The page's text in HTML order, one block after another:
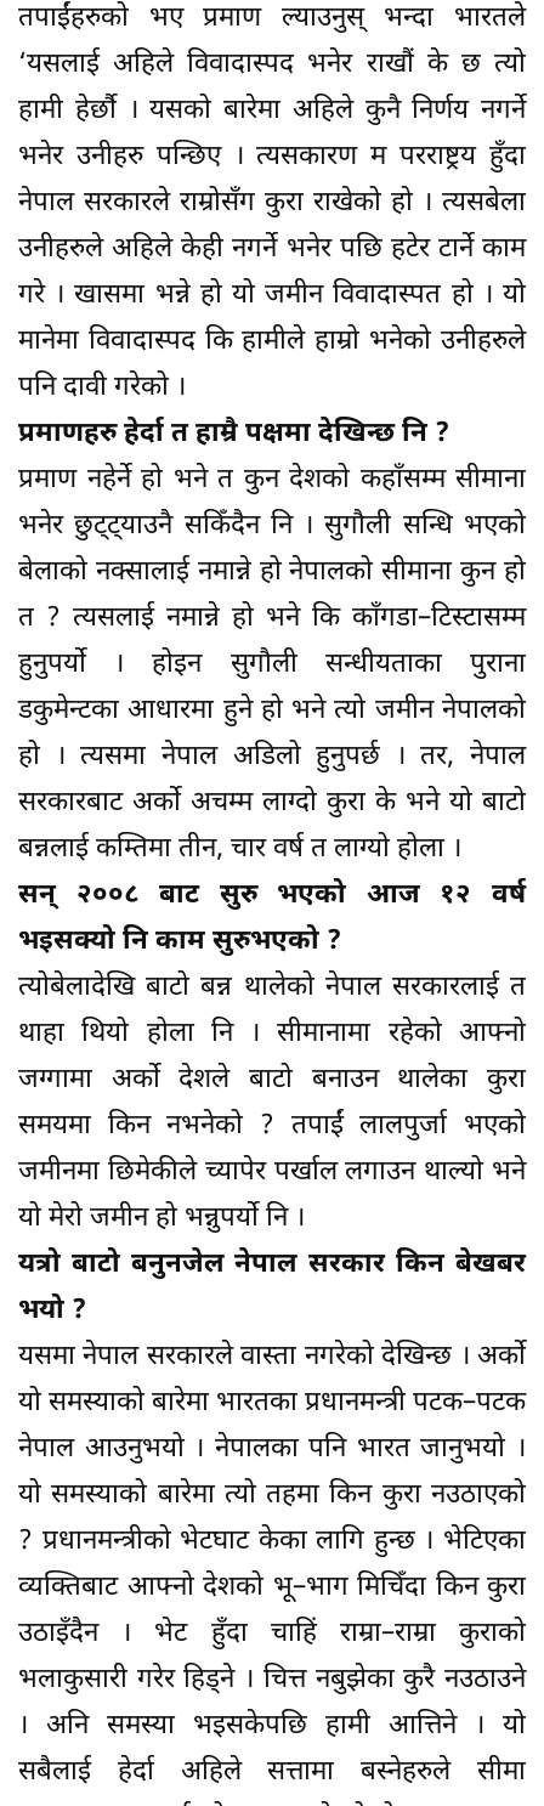
तपाईंहरुको भए प्रमाण ल्याउनुस् भन्दा भारतले
‘यसलाई अहिले विवादास्पद भनेर राखौं के छ त्यो
हामी हेर्छौ । यसको बारेमा अहिले कुनै निर्णय नगर्ने
भनेर उनीहरु पन्छिए । त्यसकारण म परराष्ट्रय हुँदा
नेपाल सरकारले राम्रोसँग कुरा राखेको हो । त्यसबेला
उनीहरुले अहिले केही नगर्ने भनेर पछि हटेर टार्ने काम
गरे । खासमा भन्ने हो यो जमीन विवादास्पत हो । यो
मानेमा विवादास्पद कि हामीले हाम्रो भनेको उनीहरुले
पनि दावी गरेको ।
प्रमाणहरु हेर्दा त हाम्रै पक्षमा देखिन्छ नि ?
प्रमाण नहेर्ने हो भने त कुन देशको कहाँसम्म सीमाना
भनेर छुट्ट्याउनै सकिँदैन नि । सुगौली सन्धि भएको
बेलाको नक्सालाई नमान्ने हो नेपालको सीमाना कुन हो
त ? त्यसलाई नमान्ने हो भने कि काँगडा–टिस्टासम्म
हुनुपर्यो । होइन सुगौली सन्धीयताका पुराना
डकुमेन्टका आधारमा हुने हो भने त्यो जमीन नेपालको
हो । त्यसमा नेपाल अडिलो हुनुपर्छ । तर, नेपाल
सरकारबाट अर्को अचम्म लाग्दो कुरा के भने यो बाटो
बन्नलाई कम्तिमा तीन, चार वर्ष त लाग्यो होला ।
सन् २००८ बाट सुरु भएको आज १२ वर्ष
भइसक्यो नि काम सुरुभएको ?
त्योबेलादेखि बाटो बन्न थालेको नेपाल सरकारलाई त
थाहा थियो होला नि । सीमानामा रहेको आफ्नो
जग्गामा अर्को देशले बाटो बनाउन थालेका कुरा
समयमा किन नभनेको ? तपाईं लालपुर्जा भएको
जमीनमा छिमेकीले च्यापेर पर्खाल लगाउन थाल्यो भने
यो मेरो जमीन हो भन्नुपर्यो नि ।
यत्रो बाटो बनुनजेल नेपाल सरकार किन बेखबर
भयो ?
यसमा नेपाल सरकारले वास्ता नगरेको देखिन्छ । अर्को
यो समस्याको बारेमा भारतका प्रधानमन्त्री पटक–पटक
नेपाल आउनुभयो । नेपालका पनि भारत जानुभयो ।
यो समस्याको बारेमा त्यो तहमा किन कुरा नउठाएको
? प्रधानमन्त्रीको भेटघाट केका लागि हुन्छ । भेटिएका
व्यक्तिबाट आफ्नो देशको भू–भाग मिचिँदा किन कुरा
उठाइँदैन । भेट हुँदा चाहिं राम्रा–राम्रा कुराको
भलाकुसारी गरेर हिड्ने । चित्त नबुझेका कुरै नउठाउने
। अनि समस्या भइसकेपछि हामी आत्तिने । यो
सबैलाई हेर्दा अहिले सत्तामा बस्नेहरुले सीमा